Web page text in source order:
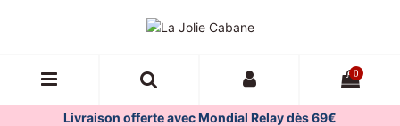
0
Livraison offerte avec Mondial Relay dès 69€